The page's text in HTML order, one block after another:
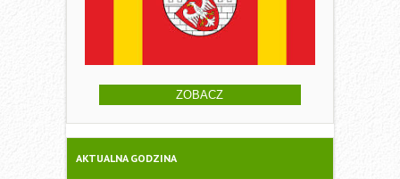
ZOBACZ
AKTUALNA GODZINA